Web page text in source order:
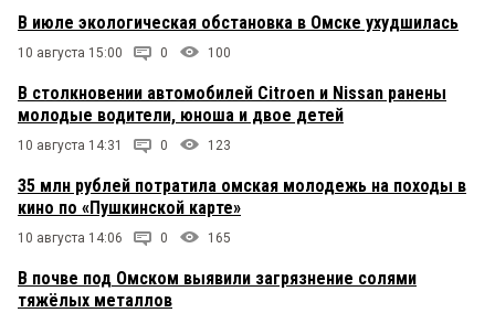
В июле экологическая обстановка в Омске ухудшилась
10 августа 15:00 0 100
В столкновении автомобилей Citroen и Nissan ранены
молодые водители, юноша и двое детей
10 августа 14:31 0 123
35 млн рублей потратила омская молодежь на походы в
кино по «Пушкинской карте»
10 августа 14:06 0 165
В почве под Омском выявили загрязнение солями
тяжёлых металлов